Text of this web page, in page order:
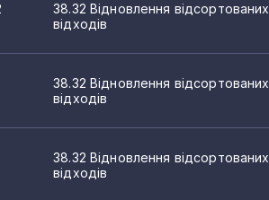
38.32 Відновлення відсортованих
відходів
38.32 Відновлення відсортованих
відходів
38.32 Відновлення відсортованих
відходів